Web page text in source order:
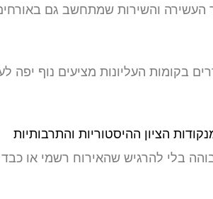
העשירה והשירות שמתחשב גם
בקומות העליונות מציעים נוף יפה
הציון ההיסטוריות והתרבותיות
בלי להרגיש שהאירוח רשמי או כבד